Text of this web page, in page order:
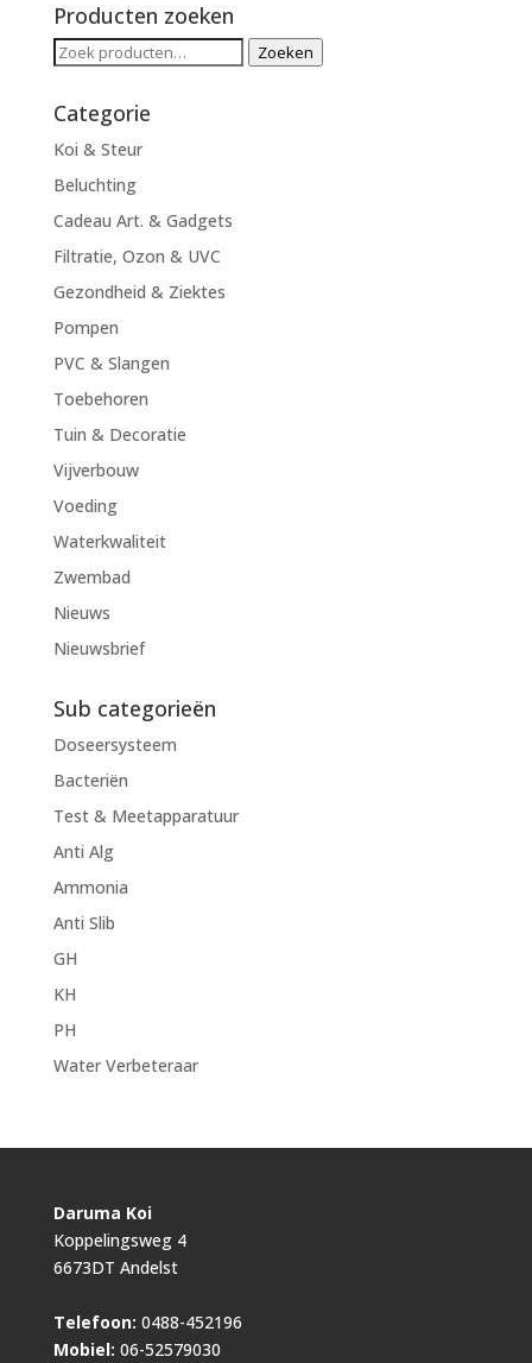
Producten zoeken
Zoeken
Zoeken
Categorie
Koi & Steur
Beluchting
Cadeau Art. & Gadgets
Filtratie, Ozon & UVC
Gezondheid & Ziektes
Pompen
PVC & Slangen
Toebehoren
Tuin & Decoratie
Vijverbouw
Voeding
Waterkwaliteit
Zwembad
Nieuws
Nieuwsbrief
Sub categorieën
Doseersysteem
Bacteriën
Test & Meetapparatuur
Anti Alg
Ammonia
Anti Slib
GH
KH
PH
Water Verbeteraar
Daruma Koi
Koppelingsweg 4
6673DT Andelst
Telefoon: 0488-452196
Mobiel: 06-52579030